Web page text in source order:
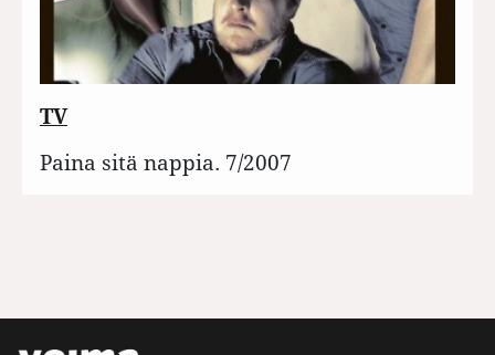
TV
Paina sitä nappia. 7/2007